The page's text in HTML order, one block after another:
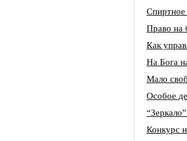
Спиртное
Право на
Как
На Бога
Мало
Особое
Конкурс